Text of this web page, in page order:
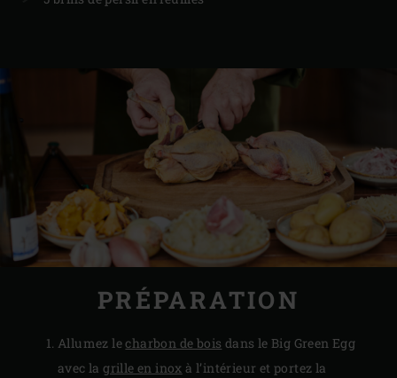
PRÉPARATION
Allumez lecharbon de bois dans le Big Green Egg
avec lagrille en inox à l’intérieur et portez la